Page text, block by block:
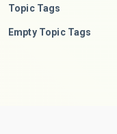
Topic Tags
Empty Topic Tags